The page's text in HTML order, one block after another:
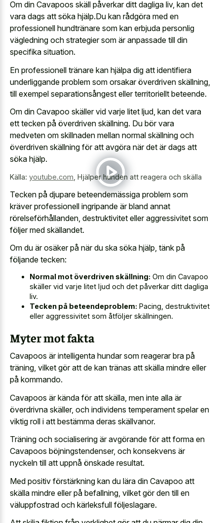
Om din Cavapoos skäll påverkar ditt dagliga liv, kan det
vara dags att söka hjälp.Du kan rådgöra med en
professionell hundtränare som kan erbjuda personlig
vägledning och strategier som är anpassade till din
specifika situation.
En professionell tränare kan hjälpa dig att identifiera
underliggande problem som orsakar överdriven skällning,
till exempel separationsångest eller territoriellt beteende.
Om din Cavapoo skäller vid varje litet ljud, kan det vara
ett tecken på överdriven skällning. Du bör vara
medveten om skillnaden mellan normal skällning och
överdriven skällning för att avgöra när det är dags att
söka hjälp.
Källa: youtube.com, Hjälper hunden att reagera och skälla
Tecken på djupare beteendemässiga problem som
kräver professionell ingripande är bland annat
rörelseförhållanden, destruktivitet eller aggressivitet som
följer med skällandet.
Om du är osäker på när du ska söka hjälp, tänk på
följande tecken:
Normal mot överdriven skällning: Om din Cavapoo
skäller vid varje litet ljud och det påverkar ditt dagliga
liv.
Tecken på beteendeproblem: Pacing, destruktivitet
eller aggressivitet som åtföljer skällningen.
Myter mot fakta
Cavapoos är intelligenta hundar som reagerar bra på
träning, vilket gör att de kan tränas att skälla mindre eller
på kommando.
Cavapoos är kända för att skälla, men inte alla är
överdrivna skäller, och individens temperament spelar en
viktig roll i att bestämma deras skällvanor.
Träning och socialisering är avgörande för att forma en
Cavapoos böjningstendenser, och konsekvens är
nyckeln till att uppnå önskade resultat.
Med positiv förstärkning kan du lära din Cavapoo att
skälla mindre eller på befallning, vilket gör den till en
väluppfostrad och kärleksfull följeslagare.